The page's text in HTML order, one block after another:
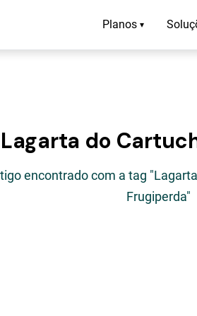
Planos ▾
do
encontrado com a tag
Frugiperda"